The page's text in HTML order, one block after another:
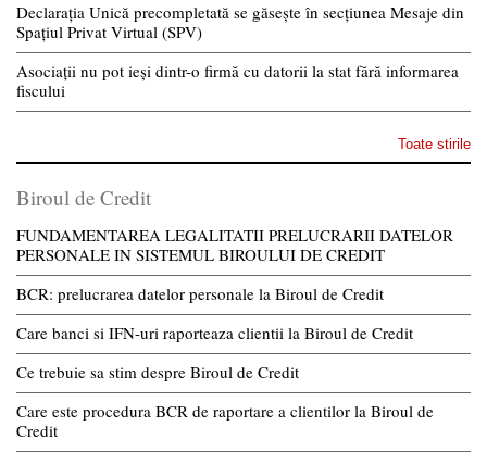
Declarația Unică precompletată se găsește în secțiunea Mesaje din
Spațiul Privat Virtual (SPV)
Asociații nu pot ieși dintr-o firmă cu datorii la stat fără informarea
fiscului
Toate stirile
Biroul de Credit
FUNDAMENTAREA LEGALITATII PRELUCRARII DATELOR
PERSONALE IN SISTEMUL BIROULUI DE CREDIT
BCR: prelucrarea datelor personale la Biroul de Credit
Care banci si IFN-uri raporteaza clientii la Biroul de Credit
Ce trebuie sa stim despre Biroul de Credit
Care este procedura BCR de raportare a clientilor la Biroul de
Credit